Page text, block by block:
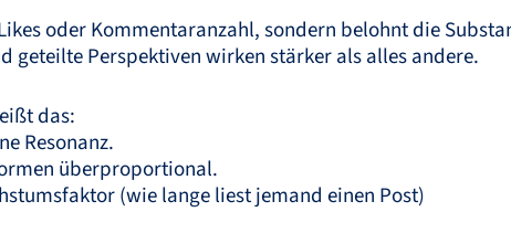
oder Kommentaranzahl, sondern belohnt die
geteilte Perspektiven wirken stärker als alles andere.
das:
Resonanz.
überproportional.
(wie lange liest jemand einen Post)